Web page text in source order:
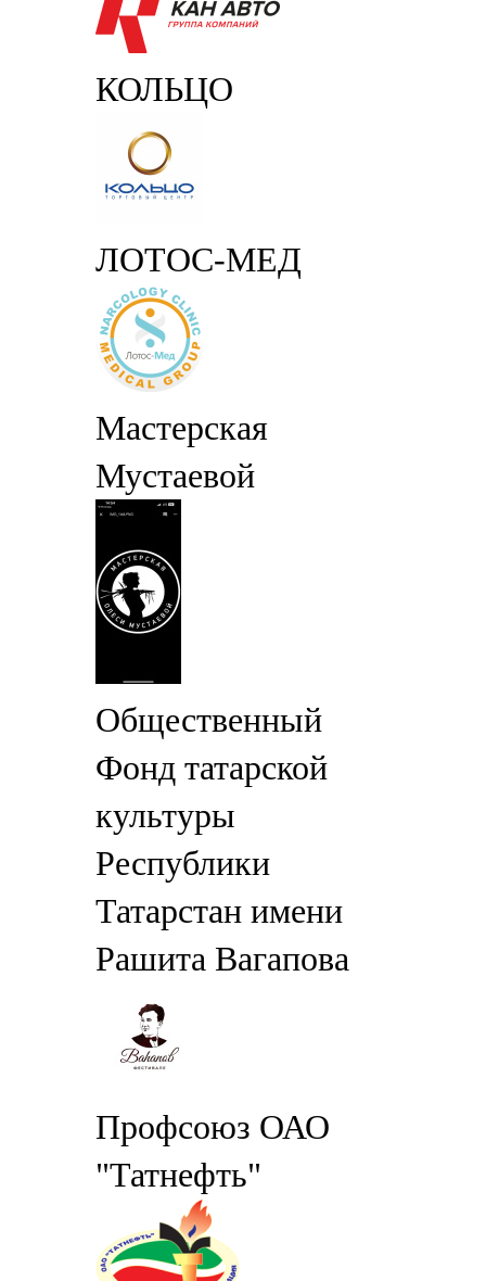
КОЛЬЦО
ЛОТОС-МЕД
Мастерская
Мустаевой
Общественный
Фонд татарской
культуры
Республики
Татарстан имени
Рашита Вагапова
Профсоюз ОАО
"Татнефть"